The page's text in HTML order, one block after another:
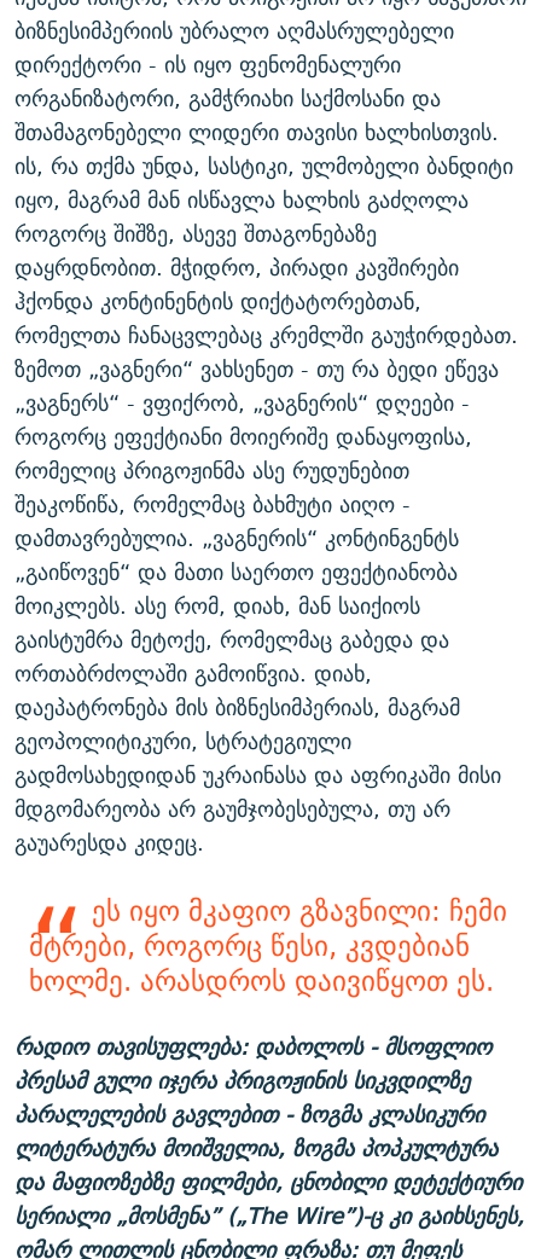
ბიზნესიმპერიის უბრალო აღმასრულებელი
დირექტორი - ის იყო ფენომენალური
ორგანიზატორი, გამჭრიახი საქმოსანი და
შთამაგონებელი ლიდერი თავისი ხალხისთვის.
ის, რა თქმა უნდა, სასტიკი, ულმობელი ბანდიტი
იყო, მაგრამ მან ისწავლა ხალხის გაძღოლა
როგორც შიშზე, ასევე შთაგონებაზე
დაყრდნობით. მჭიდრო, პირადი კავშირები
ჰქონდა კონტინენტის დიქტატორებთან,
რომელთა ჩანაცვლებაც კრემლში გაუჭირდებათ.
ზემოთ „ვაგნერი“ ვახსენეთ - თუ რა ბედი ეწევა
„ვაგნერს“ - ვფიქრობ, „ვაგნერის“ დღეები -
როგორც ეფექტიანი მოიერიშე დანაყოფისა,
რომელიც პრიგოჟინმა ასე რუდუნებით
შეაკოწიწა, რომელმაც ბახმუტი აიღო -
დამთავრებულია. „ვაგნერის“ კონტინგენტს
„გაიწოვენ“ და მათი საერთო ეფექტიანობა
მოიკლებს. ასე რომ, დიახ, მან საიქიოს
გაისტუმრა მეტოქე, რომელმაც გაბედა და
ორთაბრძოლაში გამოიწვია. დიახ,
დაეპატრონება მის ბიზნესიმპერიას, მაგრამ
გეოპოლიტიკური, სტრატეგიული
გადმოსახედიდან უკრაინასა და აფრიკაში მისი
მდგომარეობა არ გაუმჯობესებულა, თუ არ
გაუარესდა კიდეც.
ეს იყო მკაფიო გზავნილი: ჩემი
მტრები, როგორც წესი, კვდებიან
ხოლმე. არასდროს დაივიწყოთ ეს.
რადიო თავისუფლება: დაბოლოს - მსოფლიო
პრესამ გული იჯერა პრიგოჟინის სიკვდილზე
პარალელების გავლებით - ზოგმა კლასიკური
ლიტერატურა მოიშველია, ზოგმა პოპკულტურა
და მაფიოზებზე ფილმები, ცნობილი დეტექტიური
სერიალი „მოსმენა” („The Wire”)-ც კი გაიხსენეს,
ომარ ლითლის ცნობილი ფრაზა: თუ მეფეს